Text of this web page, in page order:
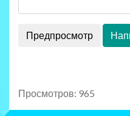
Просмотров: 965